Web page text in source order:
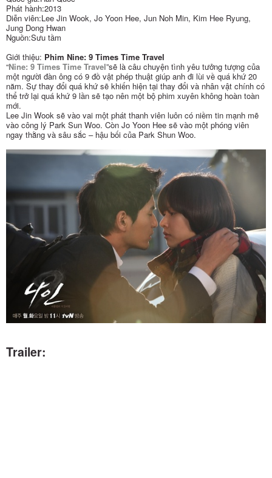
Phát hành:2013
Diễn viên:Lee Jin Wook, Jo Yoon Hee, Jun Noh Min, Kim Hee Ryung,
Jung Dong Hwan
Nguồn:Sưu tầm
Giới thiệu: Phim Nine: 9 Times Time Travel
“Nine: 9 Times Time Travel”sẽ là câu chuyện tình yêu tưởng tượng của
một người đàn ông có 9 đồ vật phép thuật giúp anh đi lùi về quá khứ 20
năm. Sự thay đổi quá khứ sẽ khiến hiện tại thay đổi và nhân vật chính có
thể trở lại quá khứ 9 lần sẽ tạo nên một bộ phim xuyên không hoàn toàn
mới.
Lee Jin Wook sẽ vào vai một phát thanh viên luôn có niềm tin mạnh mẽ
vào công lý Park Sun Woo. Còn Jo Yoon Hee sẽ vào một phóng viên
ngay thằng và sâu sắc – hậu bối của Park Shun Woo.
Trailer: